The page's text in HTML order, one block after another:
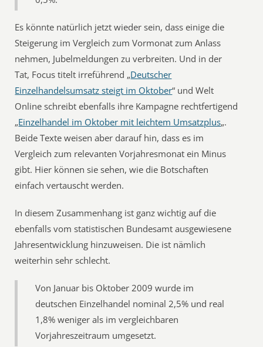
Es könnte natürlich jetzt wieder sein, dass einige die
Steigerung im Vergleich zum Vormonat zum Anlass
nehmen, Jubelmeldungen zu verbreiten. Und in der
Tat, Focus titelt irreführend „Deutscher
Einzelhandelsumsatz steigt im Oktober“ und Welt
Online schreibt ebenfalls ihre Kampagne rechtfertigend
„Einzelhandel im Oktober mit leichtem Umsatzplus„.
Beide Texte weisen aber darauf hin, dass es im
Vergleich zum relevanten Vorjahresmonat ein Minus
gibt. Hier können sie sehen, wie die Botschaften
einfach vertauscht werden.
In diesem Zusammenhang ist ganz wichtig auf die
ebenfalls vom statistischen Bundesamt ausgewiesene
Jahresentwicklung hinzuweisen. Die ist nämlich
weiterhin sehr schlecht.
Von Januar bis Oktober 2009 wurde im
deutschen Einzelhandel nominal 2,5% und real
1,8% weniger als im vergleichbaren
Vorjahreszeitraum umgesetzt.